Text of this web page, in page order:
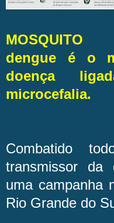
MOSQUITO
dengue é o
doença
microcefalia.
Combatido
transmissor
uma campanha
Rio Grande do